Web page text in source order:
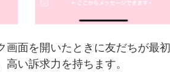
画面を開いたときに友だちが最
い訴求力を持ちます。